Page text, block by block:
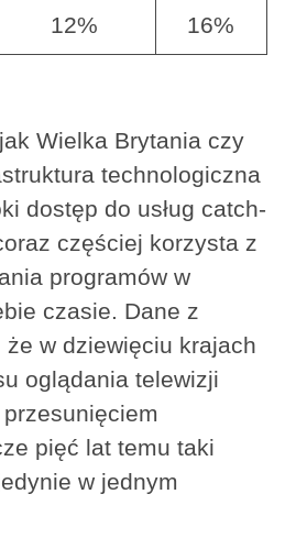
12% 16%
Wielka Brytania czy
technologiczna
dostęp do usług catch-
częściej korzysta z
programów w
czasie. Dane z
w dziewięciu krajach
oglądania telewizji
pięć lat temu taki
w jednym